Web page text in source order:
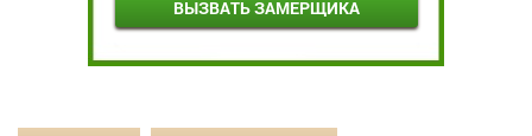
ВЫЗВАТЬ ЗАМЕРЩИКА